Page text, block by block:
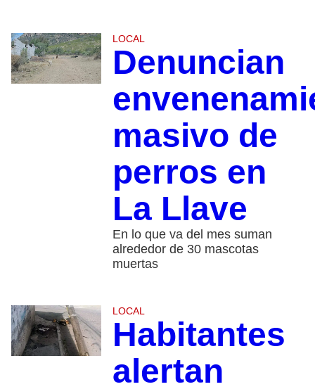
LOCAL
Denuncian
masivo de
perros en
La Llave
En lo que va del mes suman
alrededor de 30 mascotas
muertas
LOCAL
Habitantes
alertan